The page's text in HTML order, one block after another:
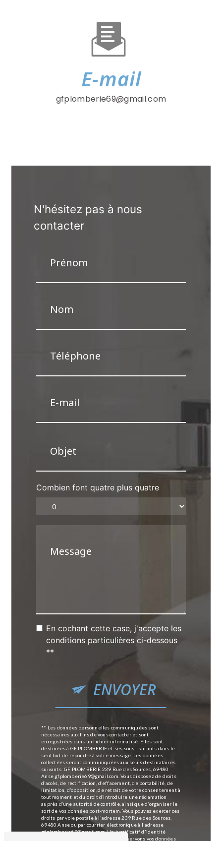
E-mail
gfplomberie69@gmail.com
N'hésitez pas à nous
contacter
Combien font quatre plus quatre
En cochant cette case, j'accepte les
conditions particulières ci-dessous
**
ENVOYER
** Les données personnelles communiquées sont
nécessaires aux fins de vous contacter et sont
enregistrées dans un fichier informatisé. Elles sont
destinées à GF PLOMBERIE et ses sous-traitants dans le
seul but de répondre à votre message. Les données
collectées seront communiquées aux seuls destinataires
suivants: GF PLOMBERIE 239 Rue des Sources, 69480
Anse gfplomberie69@gmail.com. Vous disposez de droits
d’accès, de rectification, d’effacement, de portabilité, de
limitation, d’opposition, de retrait de votre consentement à
tout moment et du droit d’introduire une réclamation
auprès d’une autorité de contrôle, ainsi que d’organiser le
sort de vos données post-mortem. Vous pouvez exercer ces
droits par voie postale à l'adresse 239 Rue des Sources,
69480 Anse ou par courrier électronique à l'adresse
gfplomberie69@gmail.com. Un justificatif d'identité
pourra vous être demandé. Nous conservons vos données